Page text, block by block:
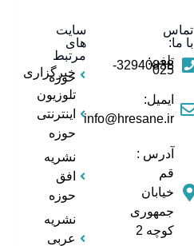
تماس
با ما:
تلفن:
32940838- 025
ایمیل:
info@hresane.ir
آدرس :
قم
خیابان
جمهوری
کوچه 2
سایت
های
مرتبط
خبرگزاری
حوزه
تلوزیون
اینترنتی
حوزه
نشریه
افق
حوزه
نشریه
عربی